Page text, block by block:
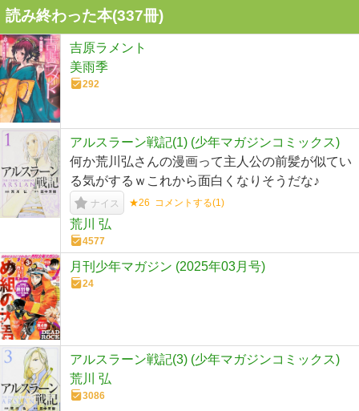
読み終わった本(337冊)
吉原ラメント
美雨季
292
アルスラーン戦記(1) (少年マガジンコミックス)
何か荒川弘さんの漫画って主人公の前髪が似てい
る気がするｗこれから面白くなりそうだな♪
ナイス ★26 コメントする(1 )
荒川 弘
4577
月刊少年マガジン (2025年03月号)
24
アルスラーン戦記(3) (少年マガジンコミックス)
荒川 弘
3086